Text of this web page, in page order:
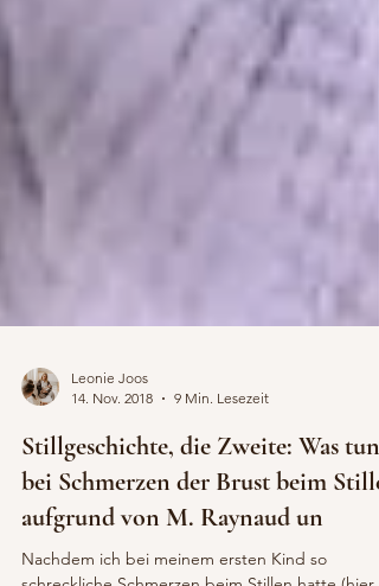
14. Nov. 2018
9 Min. Lesezeit
Stillgeschichte, die Zweite: Was tun
bei Schmerzen der Brust beim
aufgrund von M. Raynaud un